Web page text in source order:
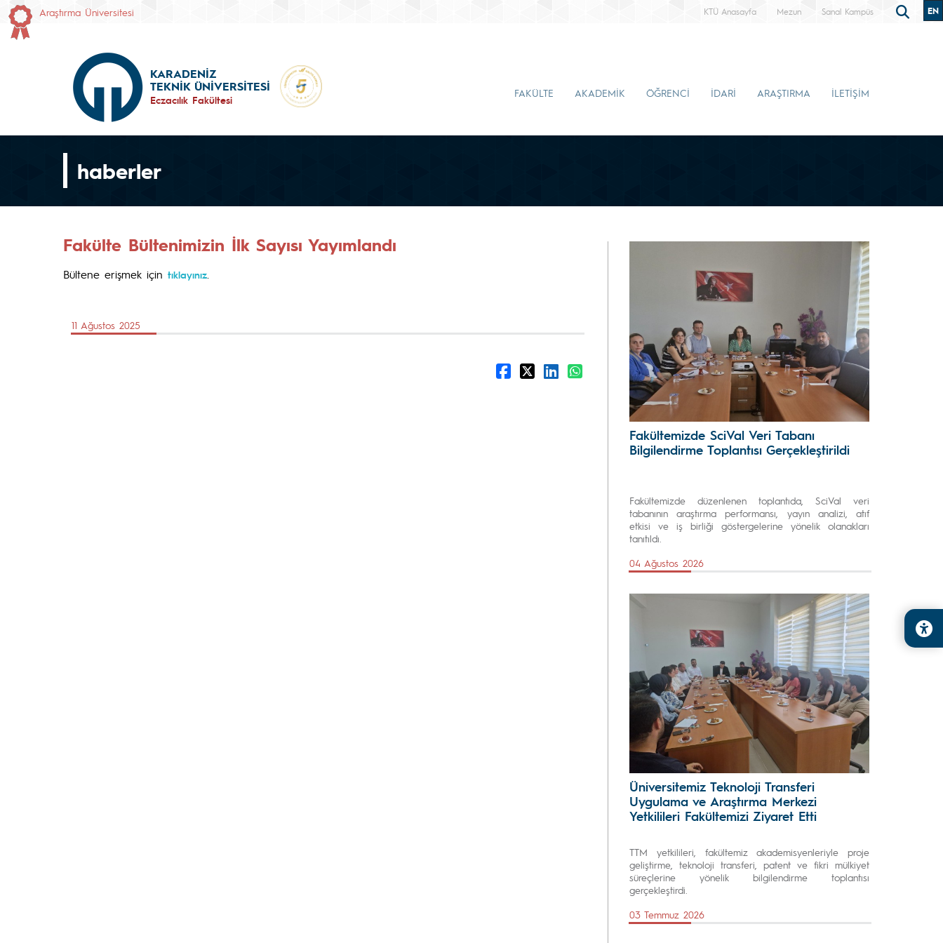
Araştırma Üniversitesi KTÜ Anasayfa Mezun Sanal Kampüs EN
KARADENİZ
TEKNİK ÜNİVERSİTESİ
Eczacılık Fakültesi
FAKÜLTE AKADEMİK ÖĞRENCİ İDARİ ARAŞTIRMA İLETİŞİM
haberler
Fakülte Bültenimizin İlk Sayısı Yayımlandı
Bültene erişmek için tıklayınız
11 Ağustos 2025
Fakültemizde SciVal Veri Tabanı
Bilgilendirme Toplantısı Gerçekleştirildi
Fakültemizde düzenlenen toplantıda, SciVal veri
tabanının araştırma performansı, yayın analizi, atıf
etkisi ve iş birliği göstergelerine yönelik olanakları
tanıtıldı.
04 Ağustos 2026
Üniversitemiz Teknoloji Transferi
Uygulama ve Araştırma Merkezi
Yetkilileri Fakültemizi Ziyaret Etti
TTM yetkilileri, fakültemiz akademisyenleriyle proje
geliştirme, teknoloji transferi, patent ve fikri mülkiyet
süreçlerine yönelik bilgilendirme toplantısı
gerçekleştirdi.
03 Temmuz 2026